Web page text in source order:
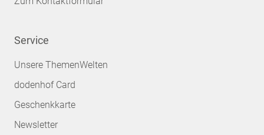
Service
Unsere ThemenWelten
dodenhof Card
Geschenkkarte
Newsletter